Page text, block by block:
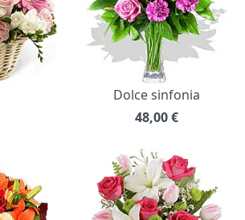
Dolce sinfonia
48,00€